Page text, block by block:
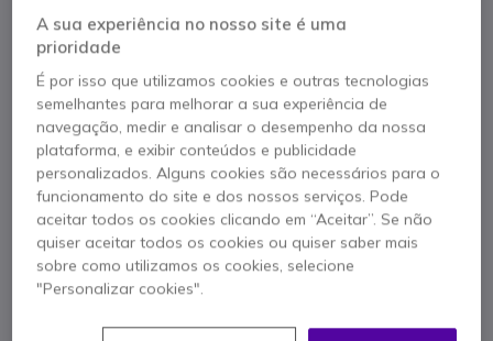
Referência produto: MIC9EM00652R // Referência de fabricante: 9EM-
00652
Licença aberta de 16 núcleos para Windows
Server 2019 Standard, desenvolvida para
infraestruturas de servidor escaláveis, geridas
centralmente e profissionais.
RECONDICIONADO
526,95 € s/iva 648,15 € Iva Incl.
Qtd
ADICIONAR AO CARRINHO
A sua experiência no nosso site é uma
prioridade
É por isso que utilizamos cookies e outras tecnologias
semelhantes para melhorar a sua experiência de
navegação, medir e analisar o desempenho da nossa
plataforma, e exibir conteúdos e publicidade
personalizados. Alguns cookies são necessários para o
funcionamento do site e dos nossos serviços. Pode
aceitar todos os cookies clicando em “Aceitar”. Se não
quiser aceitar todos os cookies ou quiser saber mais
sobre como utilizamos os cookies, selecione
"Personalizar cookies".